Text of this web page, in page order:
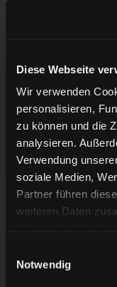
Diese Webseite
Wir verwenden
personalisieren,
zu können und die
analysieren.
Verwendung
soziale Medien,
Partner führen
weiteren Daten
Notwendig
Ehl). Fünf Treffer
Der
Schreckmoment.
durch Carter
antworteten
Distanz zum 4:7
erneut von
Ein Treffer zum
Frankfurter
jeden DEG-
Nach und nach